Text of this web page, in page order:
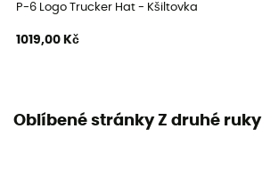
P-6 Logo Trucker Hat - Kšiltovka
1019,00 Kč
Oblíbené stránky Z druhé ruky